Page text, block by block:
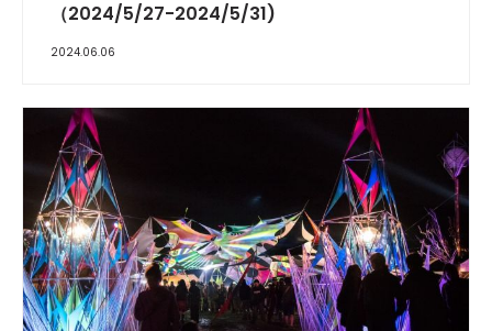
（2024/5/27-2024/5/31)
2024.06.06